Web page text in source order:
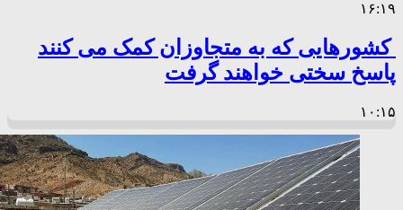
۱۶:۱۹
کشورهایی که به متجاوزان کمک می کنند
پاسخ سختی خواهند گرفت
۱۰:۱۵